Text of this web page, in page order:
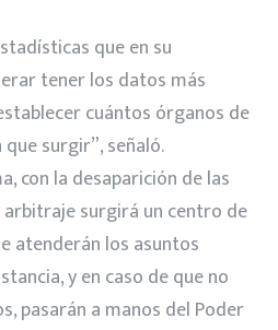
que en su
tener los datos más
cuántos órganos de
surgir”, señaló.
con la desaparición de las
surgirá un centro de
atenderán los asuntos
y en caso de que no
pasarán a manos del Poder